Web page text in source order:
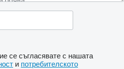
се съгласявате с нашата
и потребителското